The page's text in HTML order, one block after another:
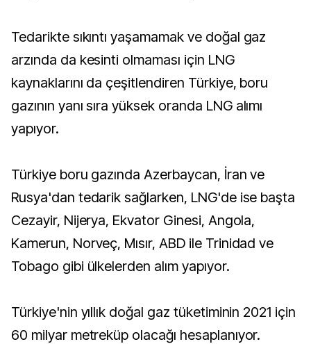
Tedarikte sıkıntı yaşamamak ve doğal gaz
arzında da kesinti olmaması için LNG
kaynaklarını da çeşitlendiren Türkiye, boru
gazının yanı sıra yüksek oranda LNG alımı
yapıyor.
Türkiye boru gazında Azerbaycan, İran ve
Rusya'dan tedarik sağlarken, LNG'de ise başta
Cezayir, Nijerya, Ekvator Ginesi, Angola,
Kamerun, Norveç, Mısır, ABD ile Trinidad ve
Tobago gibi ülkelerden alım yapıyor.
Türkiye'nin yıllık doğal gaz tüketiminin 2021 için
60 milyar metreküp olacağı hesaplanıyor.